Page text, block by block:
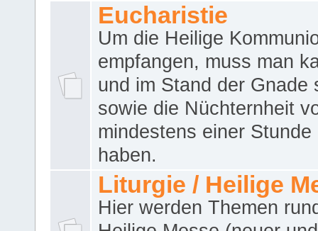
Eucharistie
Um die Heilige
empfangen, muss man
und im Stand der Gnade
sowie die Nüchternheit
mindestens einer Stunde
haben.
Liturgie / Heilige
Hier werden Themen